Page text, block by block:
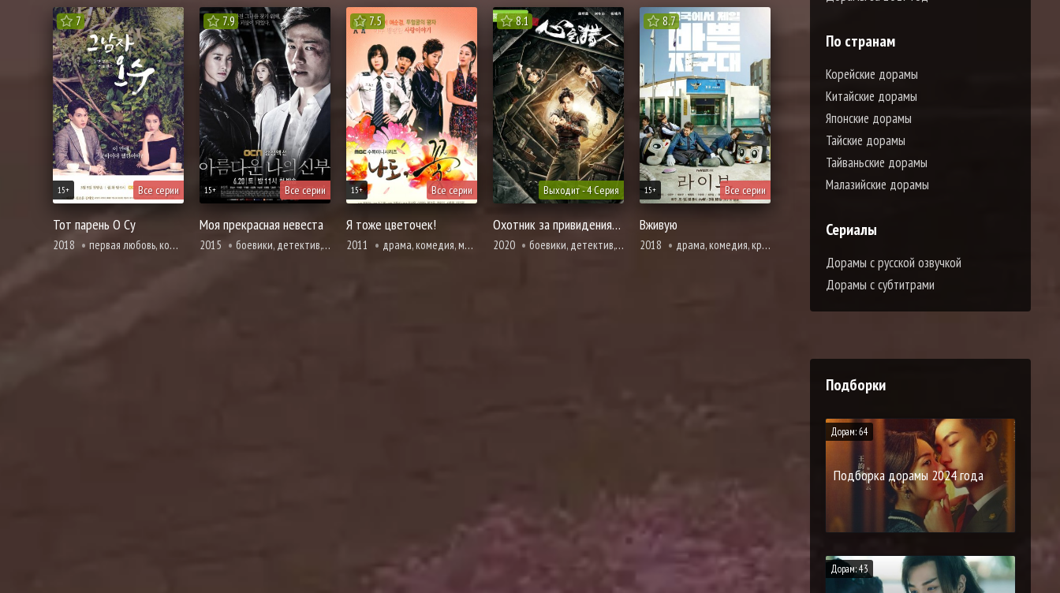
7
Все серии
15+
Тот парень О Су
2018 первая любовь, комедия, мелодрама, романтика, фэнтези, магия, полиция
7.9
Все серии
15+
Моя прекрасная невеста
2015 боевики, детектив, драма, мистика, криминал, мелодрама, романтика, полиция
7.5
Все серии
15+
Я тоже цветочек!
2011 драма, комедия, мелодрама, психология, романтика, полиция
8.1
Выходит - 4 Серия
Охотник за привидениями
2020 боевики, детектив, история, мистика, броманс, адаптация новел, расследование, романтика, ужасы, фэнтези, полиция
8.7
Все серии
15+
Вживую
2018 драма, комедия, криминал, повседневность, расследование, романтика, полиция
По странам
Корейские дорамы
Китайские дорамы
Японские дорамы
Тайские дорамы
Тайваньские дорамы
Малазийские дорамы
Сериалы
Дорамы с русской озвучкой
Дорамы с субтитрами
Подборки
Дорам: 64
Подборка дорамы 2024 года
Дорам: 43